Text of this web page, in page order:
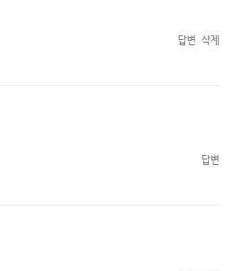
답변 삭제
답변